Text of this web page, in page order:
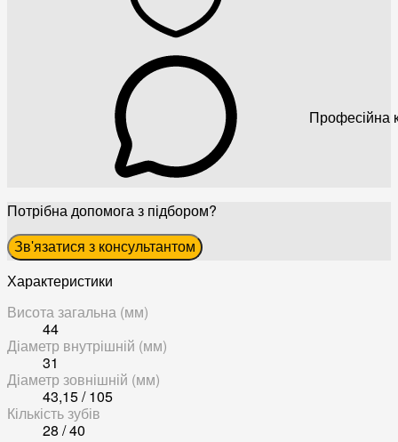
Професійна
Потрібна допомога з підбором?
Зв'язатися з консультантом
Характеристики
Висота загальна (мм)
44
Діаметр внутрішній (мм)
31
Діаметр зовнішній (мм)
43,15 / 105
Кількість зубів
28 / 40